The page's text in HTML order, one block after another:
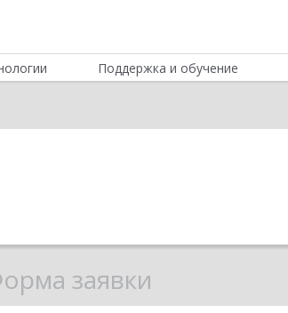
Поддержка и обучение
заявки